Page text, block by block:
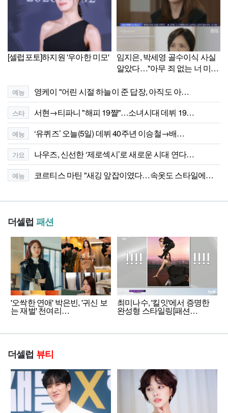
[셀럽포토]하지원 '우아한 미모'
임지은, 박세영 골수이식 사실
알았다…"아무 죄 없는 너 미워
럽캡처]
예능 영케이 "어린 시절 하늘이 준 답장, 아직도 아…
스타 서현→티파니 "해피 19쨜"…소녀시대 데뷔 19…
예능 ‘유퀴즈’ 오늘(5일) 데뷔 40주년 이승철→배…
가요 나우즈, 신선한 ‘제로섹시’로 새로운 시대 연다…
예능 코르티스 마틴 "새깅 앞잡이였다…속옷도 스타일에…
더셀럽 패션
'오싹한 연애' 박은빈, '귀신 보
는 재벌' 천여리…
최미나수, '킬잇'에서 증명한
완성형 스타일링[패션…
더셀럽 뷰티